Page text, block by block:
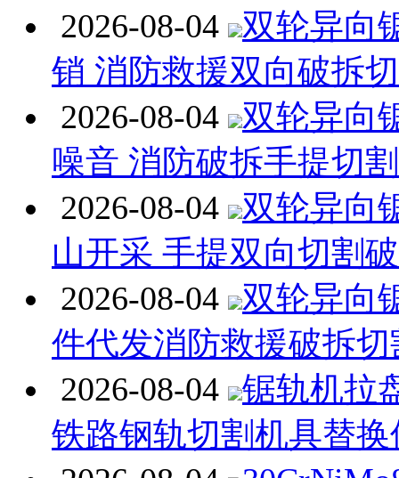
2026-08-04
双轮异向
销 消防救援双向破拆
2026-08-04
双轮异向
噪音 消防破拆手提切
2026-08-04
双轮异向
山开采 手提双向切割
2026-08-04
双轮异向
件代发消防救援破拆
2026-08-04
锯轨机拉
铁路钢轨切割机具替换